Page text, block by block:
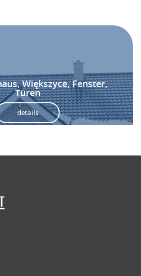
Większyce, Fenster,
Türen
details